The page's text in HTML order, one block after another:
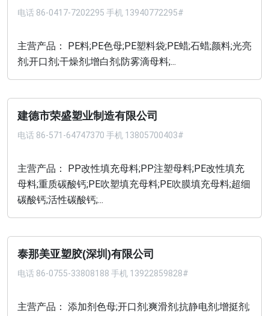
电话 86-0417-7202295 手机 13940772295#
主营产品： PE料;PE色母;PE塑料袋;PE蜡;石蜡;颜料;光亮
剂;开口剂;干燥剂;增白剂;防雾滴母料;...
建德市荣盛塑业制造有限公司
电话 86-571-64747370 手机 13805700403#
主营产品： PP改性填充母料;PP注塑母料;PE改性填充
母料;重质碳酸钙;PE吹塑填充母料;PE吹膜填充母料;超细
碳酸钙;活性碳酸钙;...
泰那美亚塑胶(深圳)有限公司
电话 86-0755-33808188 手机 13922859828#
主营产品： 添加剂色母;开口剂;爽滑剂;抗静电剂;增挺剂;